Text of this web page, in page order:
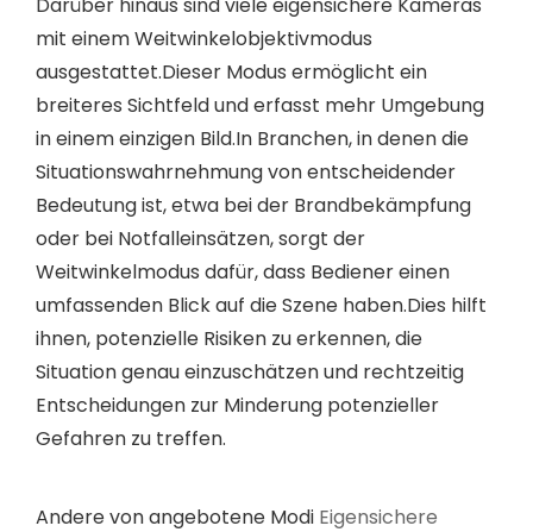
mit einem Weitwinkelobjektivmodus
ausgestattet.Dieser Modus ermöglicht ein
breiteres Sichtfeld und erfasst mehr Umgebung
in einem einzigen Bild.In Branchen, in denen die
Situationswahrnehmung von entscheidender
Bedeutung ist, etwa bei der Brandbekämpfung
oder bei Notfalleinsätzen, sorgt der
Weitwinkelmodus dafür, dass Bediener einen
umfassenden Blick auf die Szene haben.Dies hilft
ihnen, potenzielle Risiken zu erkennen, die
Situation genau einzuschätzen und rechtzeitig
Entscheidungen zur Minderung potenzieller
Gefahren zu treffen.
Andere von angebotene Modi Eigensichere